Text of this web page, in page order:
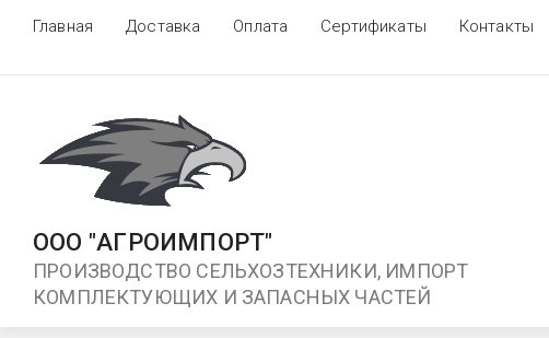
Главная Доставка Оплата Сертификаты Контакты
ООО "АГРОИМПОРТ"
ПРОИЗВОДСТВО СЕЛЬХОЗТЕХНИКИ, ИМПОРТ
КОМПЛЕКТУЮЩИХ И ЗАПАСНЫХ ЧАСТЕЙ